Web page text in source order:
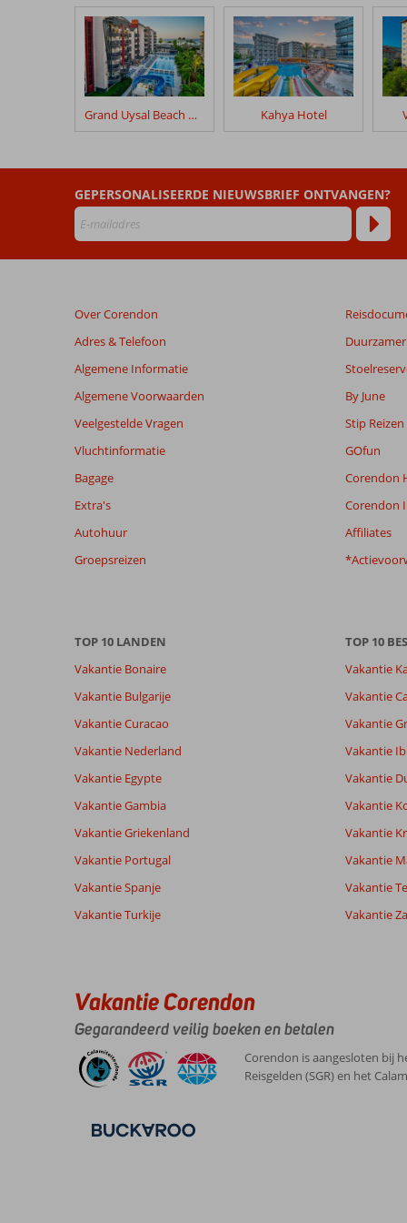
klanten
geschreven
na
hun
verblijf
Lonicera
Beoordelingen
die
ouder
zijn
maanden
worden
niet
meer
weergegeven
om
de
relevantie
van
Meer
beoordelingen.
Grand Uysal Beach & Spa Kahya Hotel
GEPERSONALISEERDE NIEUWSBRIEF ONTVANGEN?
Over Corendon
Adres & Telefoon
Algemene Informatie
Algemene Voorwaarden
Veelgestelde Vragen
Vluchtinformatie
Bagage
Extra's
Autohuur
Groepsreizen
By June
Stip Reizen
GOfun
Corendon
Corendon
Affiliates
TOP 10 LANDEN
Vakantie Bonaire
Vakantie Bulgarije
Vakantie Curacao
Vakantie Nederland
Vakantie Egypte
Vakantie Gambia
Vakantie Griekenland
Vakantie Portugal
Vakantie Spanje
Vakantie Turkije
TOP 10
Vakantie
Vakantie
Vakantie
Vakantie
Vakantie
Vakantie
Vakantie
Vakantie
Vakantie
Vakantie
Vakantie Corendon
Gegarandeerd veilig boeken en betalen
Corendon is aangesloten bij
Reisgelden (SGR) en het